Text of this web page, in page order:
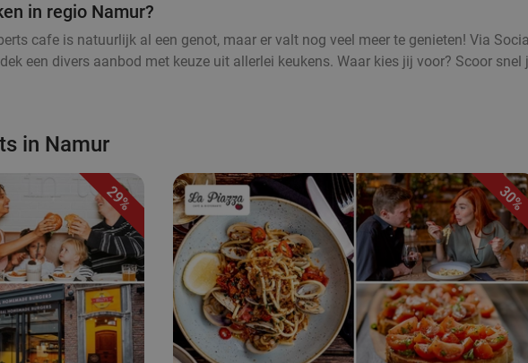
in regio Namur?
cafe is natuurlijk al een genot, maar er valt nog veel meer te genieten! Via
een divers aanbod met keuze uit allerlei keukens. Waar kies jij voor? Scoor
in Namur
29% 30%